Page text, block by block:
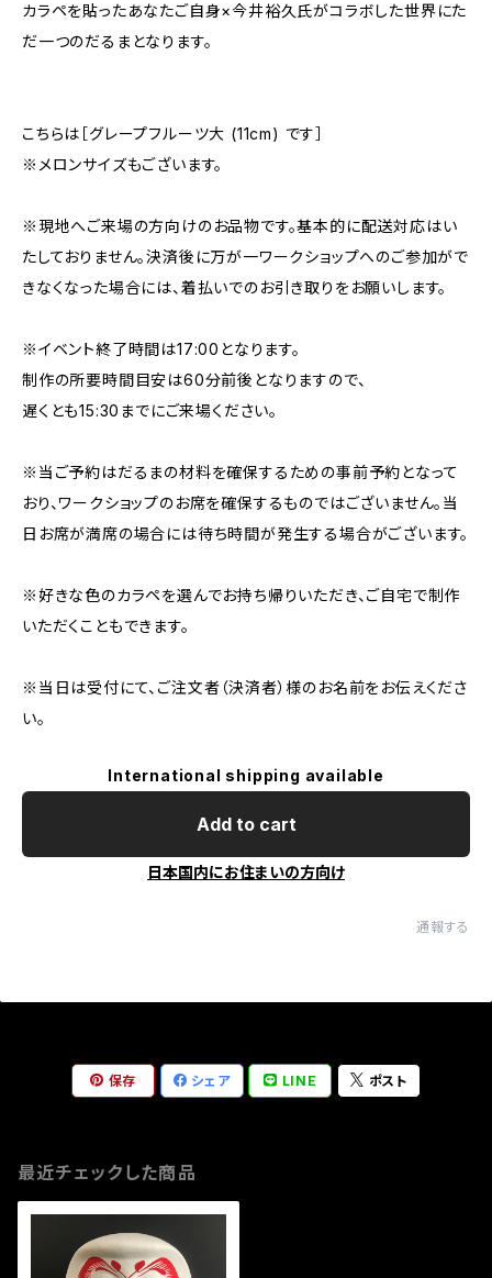
カラペを貼ったあなたご自身×今井裕久氏がコラボした世界にた
だ一つのだるまとなります。
こちらは［グレープフルーツ大 (11cm) です］
※メロンサイズもございます。
※現地へご来場の方向けのお品物です。基本的に配送対応はい
たしておりません。決済後に万が一ワークショップへのご参加がで
きなくなった場合には、着払いでのお引き取りをお願いします。
※イベント終了時間は17:00となります。
制作の所要時間目安は60分前後となりますので、
遅くとも15:30までにご来場ください。
※当ご予約はだるまの材料を確保するための事前予約となって
おり、ワークショップのお席を確保するものではございません。当
日お席が満席の場合には待ち時間が発生する場合がございます。
※好きな色のカラペを選んでお持ち帰りいただき、ご自宅で制作
いただくこともできます。
※当日は受付にて、ご注文者（決済者）様のお名前をお伝えくださ
い。
International shipping available
Add to cart
日本国内にお住まいの方向け
通報する
保存 シェア LINE ポスト
最近チェックした商品